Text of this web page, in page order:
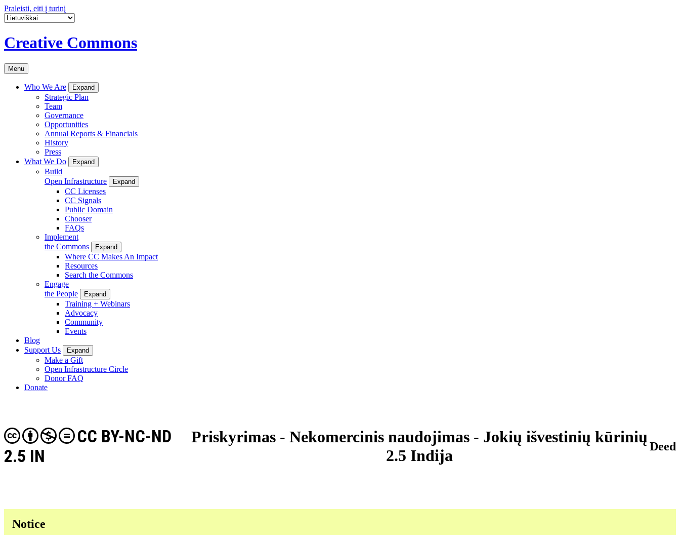
Praleisti, eiti į turinį
Creative Commons
Menu
Who We Are Expand
Strategic Plan
Team
Governance
Opportunities
Annual Reports & Financials
History
Press
What We Do
Expand
Build
Open Infrastructure
Expand
CC Licenses
CC Signals
Public Domain
Chooser
FAQs
Implement
the Commons
Expand
Where CC Makes An Impact
Resources
Search the Commons
Engage
the People
Expand
Training + Webinars
Advocacy
Community
Events
Blog
Support Us
Expand
Make a Gift
Open Infrastructure Circle
Donor FAQ
Donate
Priskyrimas - Nekomercinis naudojimas - Jokių išvestinių kūrinių
2.5 Indija
CC BY-NC-ND
2.5 IN
Deed
Notice